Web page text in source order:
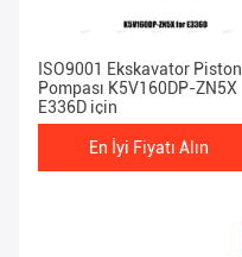
ISO9001 Ekskavator Piston
Pompası K5V160DP-ZN5X
E336D için
En İyi Fiyatı Alın